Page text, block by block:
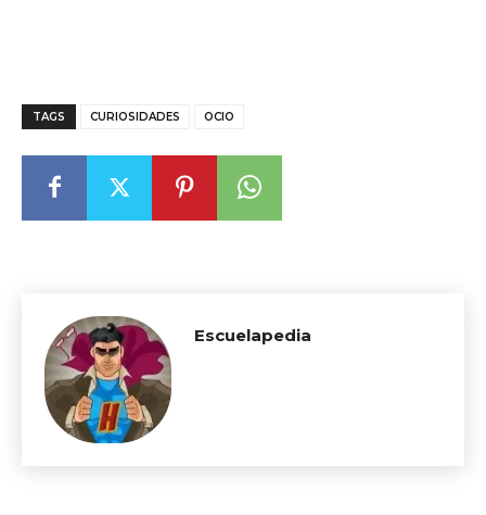
TAGS CURIOSIDADES OCIO
Escuelapedia